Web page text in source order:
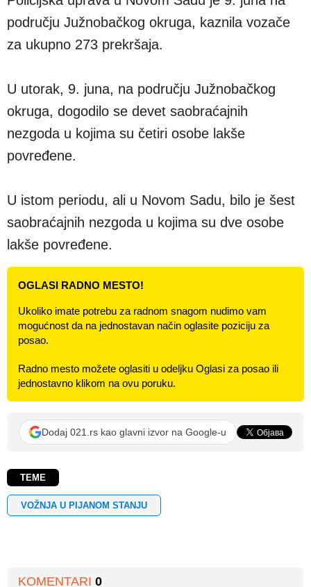
području Južnobačkog okruga, kaznila vozače
za ukupno 273 prekršaja.
U utorak, 9. juna, na području Južnobačkog
okruga, dogodilo se devet saobraćajnih
nezgoda u kojima su četiri osobe lakše
povređene.
U istom periodu, ali u Novom Sadu, bilo je šest
saobraćajnih nezgoda u kojima su dve osobe
lakše povređene.
OGLASI RADNO MESTO!
Ukoliko imate potrebu za radnom snagom nudimo vam
mogućnost da na jednostavan način oglasite poziciju za
posao.
Radno mesto možete oglasiti u odeljku Oglasi za posao ili
jednostavno klikom na ovu poruku.
Dodaj 021.rs kao glavni izvor na Google-u
TEME
VOŽNJA U PIJANOM STANJU
KOMENTARI 0